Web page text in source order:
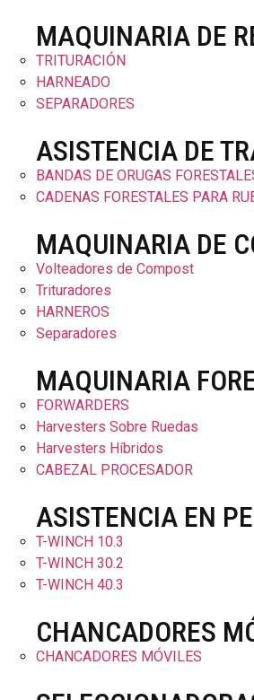
MAQUINARIA DE
TRITURACIÓN
HARNEADO
SEPARADORES
ASISTENCIA DE
BANDAS DE ORUGAS
CADENAS FORESTALES PARA
MAQUINARIA DE
Volteadores de Compost
Trituradores
HARNEROS
Separadores
MAQUINARIA
FORWARDERS
Harvesters Sobre Ruedas
Harvesters Híbridos
CABEZAL PROCESADOR
ASISTENCIA EN
T-WINCH 10.3
T-WINCH 30.2
T-WINCH 40.3
CHANCADORES
CHANCADORES MÓVILES